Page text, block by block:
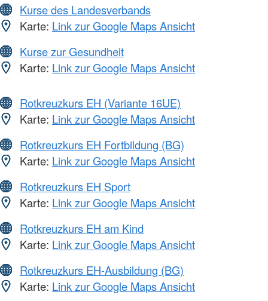
Kurse des Landesverbands
Karte: Link zur Google Maps Ansicht
Kurse zur Gesundheit
Karte: Link zur Google Maps Ansicht
Rotkreuzkurs EH (Variante 16UE)
Karte: Link zur Google Maps Ansicht
Rotkreuzkurs EH Fortbildung (BG)
Karte: Link zur Google Maps Ansicht
Rotkreuzkurs EH Sport
Karte: Link zur Google Maps Ansicht
Rotkreuzkurs EH am Kind
Karte: Link zur Google Maps Ansicht
Rotkreuzkurs EH-Ausbildung (BG)
Karte: Link zur Google Maps Ansicht